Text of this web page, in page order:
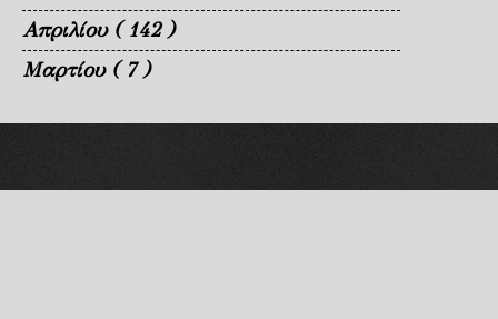
Απριλίου ( 142 )
Μαρτίου ( 7 )